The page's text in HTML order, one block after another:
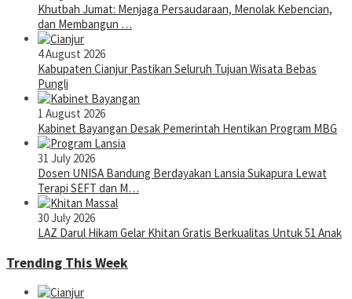
Khutbah Jumat: Menjaga Persaudaraan, Menolak Kebencian,
dan Membangun …
4 August 2026
Kabupaten Cianjur Pastikan Seluruh Tujuan Wisata Bebas
Pungli
1 August 2026
Kabinet Bayangan Desak Pemerintah Hentikan Program MBG
31 July 2026
Dosen UNISA Bandung Berdayakan Lansia Sukapura Lewat
Terapi SEFT dan M…
30 July 2026
LAZ Darul Hikam Gelar Khitan Gratis Berkualitas Untuk 51 Anak
Trending This Week